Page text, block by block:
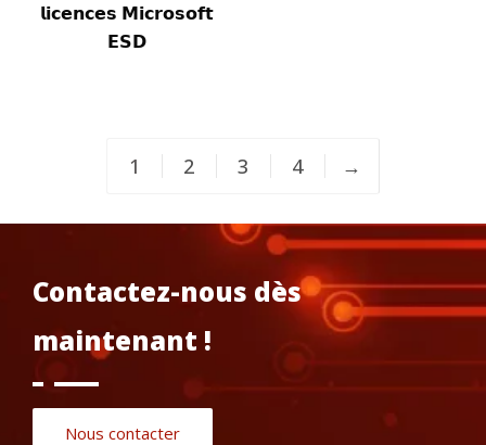
𝗹𝗶𝗰𝗲𝗻𝗰𝗲𝘀 𝗠𝗶𝗰𝗿𝗼𝘀𝗼𝗳𝘁
𝗘𝗦𝗗
1 2 3 4 →
Contactez-nous dès
maintenant !
Nous contacter